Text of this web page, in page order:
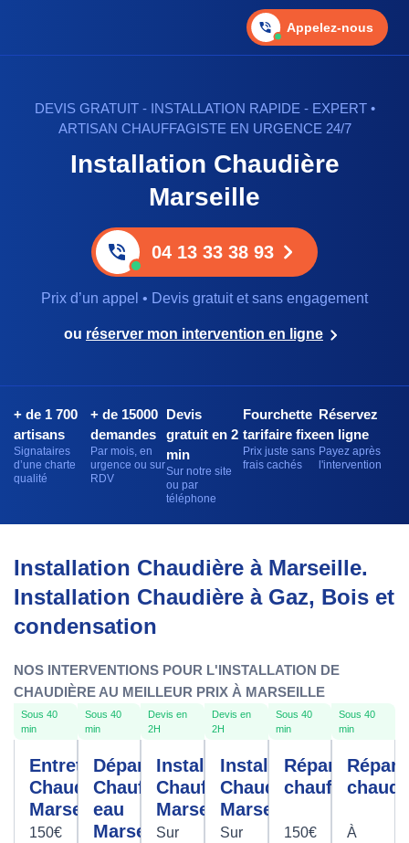
Appelez-nous
DEVIS GRATUIT - INSTALLATION RAPIDE - EXPERT •
ARTISAN CHAUFFAGISTE EN URGENCE 24/7
Installation Chaudière
Marseille
04 13 33 38 93
Prix d’un appel • Devis gratuit et sans engagement
ou réserver mon intervention en ligne
+ de 1 700
artisans
Signataires
d’une charte
qualité
+ de 15000
demandes
Par mois, en
urgence ou sur
RDV
Devis
gratuit en 2
min
Sur notre site
ou par
téléphone
Fourchette
tarifaire fixe
Prix juste sans
frais cachés
Réservez
en ligne
Payez après
l'intervention
Installation Chaudière à Marseille.
Installation Chaudière à Gaz, Bois et
condensation
NOS INTERVENTIONS POUR L'INSTALLATION DE
CHAUDIÈRE AU MEILLEUR PRIX À MARSEILLE
Sous 40
min
Entretien
Chaudière
Marseille
150€
Sous 40
min
Dépannage
Chauffe
eau
Marseille
Devis en
2H
Installation
Chauffage
Marseille
Sur
Devis en
2H
Installation
Chaudière
Marseille
Sur
Sous 40
min
Réparation
chauffage
150€
Sous 40
min
À